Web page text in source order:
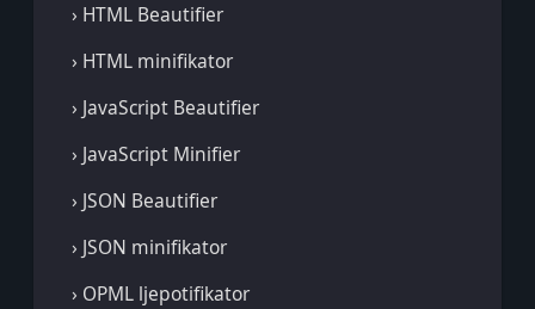
› HTML Beautifier
› HTML minifikator
› JavaScript Beautifier
› JavaScript Minifier
› JSON Beautifier
› JSON minifikator
› OPML ljepotifikator